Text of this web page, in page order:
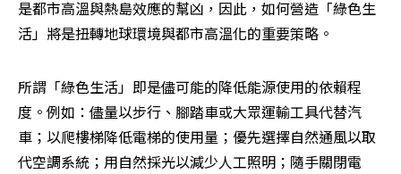
是都市高溫與熱島效應的幫凶，因此，如何營造「綠色生
活」將是扭轉地球環境與都市高溫化的重要策略。
所謂「綠色生活」即是儘可能的降低能源使用的依賴程
度。例如：儘量以步行、腳踏車或大眾運輸工具代替汽
車；以爬樓梯降低電梯的使用量；優先選擇自然通風以取
代空調系統；用自然採光以減少人工照明；隨手關閉電